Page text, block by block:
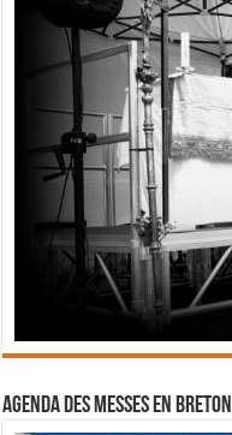
Agenda des messes en breton